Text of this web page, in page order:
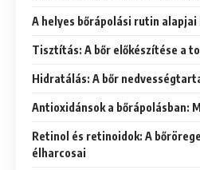
A helyes bőrápolási rutin alapjai
Tisztítás: A bőr előkészítése a
Hidratálás: A bőr
Antioxidánsok a bőrápolásban:
Retinol és retinoidok: A
élharcosai